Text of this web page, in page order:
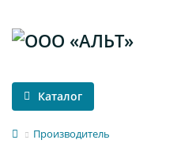
Каталог
Производитель